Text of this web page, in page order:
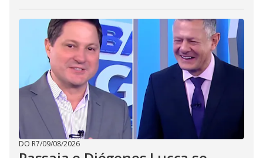
DO R7/09/08/2026